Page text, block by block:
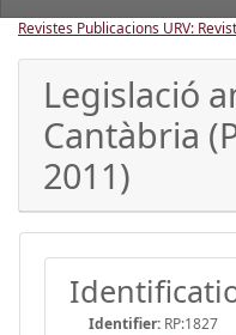
Revistes Publicacions URV:
Legislació
Cantàbria
2011)
Identifier: RP:1827